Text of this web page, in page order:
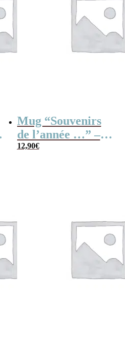
Mug “Souvenirs
de l’année …” –
Années 90 –
12,90€